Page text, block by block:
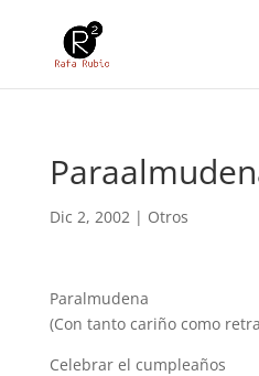
Dic 2, 2002| Otros
Paralmudena
(Con tanto cariño como
Celebrar el cumpleaños